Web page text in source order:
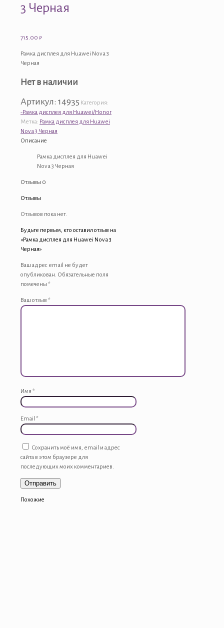
3 Черная
715.00 ₽
Рамка дисплея для Huawei Nova 3
Черная
Нет в наличии
Артикул: 14935 Категория:
-Рамка дисплея для Huawei/Honor
Метка: Рамка дисплея для Huawei
Nova 3 Черная
Описание
Рамка дисплея для Huawei
Nova 3 Черная
Отзывы 0
Отзывы
Отзывов пока нет.
Будьте первым, кто оставил отзыв на
«Рамка дисплея для Huawei Nova 3
Черная»
Ваш адрес email не будет
опубликован. Обязательные поля
помечены *
Ваш отзыв *
Имя *
Email *
Сохранить моё имя, email и адрес
сайта в этом браузере для
последующих моих комментариев.
Похожие